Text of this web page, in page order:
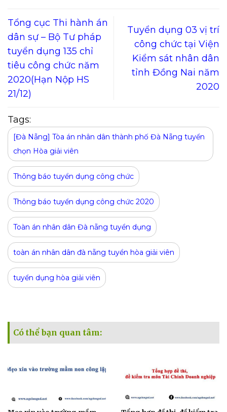
Tổng cục Thi hành án
dân sự – Bộ Tư pháp
tuyển dụng 135 chỉ
tiêu công chức năm
2020(Hạn Nộp HS
21/12)
Tuyển dụng 03 vị trí
công chức tại Viện
Kiểm sát nhân dân
tỉnh Đồng Nai năm
2020
Tags:
[Đà Nẵng] Tòa án nhân dân thành phố Đà Nẵng tuyển
chọn Hòa giải viên
Thông báo tuyển dụng công chức
Thông báo tuyển dụng công chức 2020
Toàn án nhân dân Đà nẵng tuyển dụng
toàn án nhân dân đà nẵng tuyển hòa giải viên
tuyển dụng hòa giải viên
Có thể bạn quan tâm: